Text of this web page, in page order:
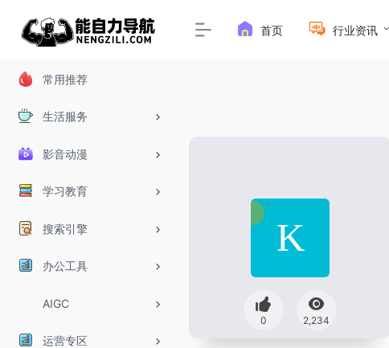
常用推荐
生活服务
影音动漫
学习教育
搜索引擎
办公工具
AIGC
运营专区
首页 行业资讯
0 2,234